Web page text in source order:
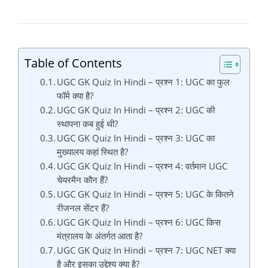
Table of Contents
UGC GK Quiz In Hindi – प्रश्न 1: UGC का फुल
फॉर्म क्या है?
UGC GK Quiz In Hindi – प्रश्न 2: UGC की
स्थापना कब हुई थी?
UGC GK Quiz In Hindi – प्रश्न 3: UGC का
मुख्यालय कहां स्थित है?
UGC GK Quiz In Hindi – प्रश्न 4: वर्तमान UGC
चेयरमैन कौन हैं?
UGC GK Quiz In Hindi – प्रश्न 5: UGC के कितने
रीजनल सेंटर हैं?
UGC GK Quiz In Hindi – प्रश्न 6: UGC किस
मंत्रालय के अंतर्गत आता है?
UGC GK Quiz In Hindi – प्रश्न 7: UGC NET क्या
है और इसका उद्देश्य क्या है?